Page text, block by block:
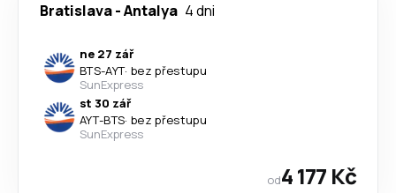
Bratislava-Antalya 4 dni
ne 27 zář
BTS-AYT· bez přestupu
SunExpress
st 30 zář
AYT-BTS· bez přestupu
SunExpress
od4 177 Kč